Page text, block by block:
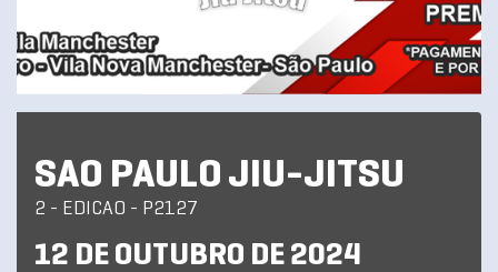
SAO PAULO JIU-JITSU
2 - EDICAO - P2127
12 DE OUTUBRO DE 2024